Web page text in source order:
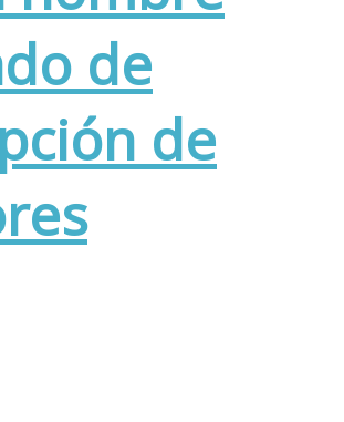
de
de